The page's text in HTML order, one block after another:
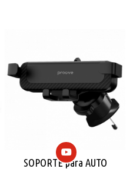
SOPORTE para AUTO